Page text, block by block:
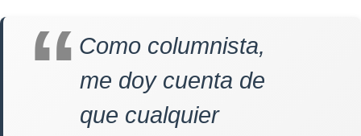
Como columnista,
me doy cuenta de
que cualquier